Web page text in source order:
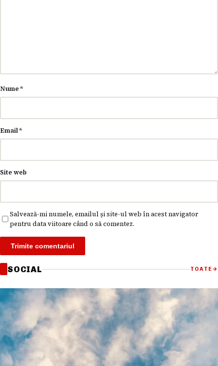
Nume*
Email*
Site web
Salvează-mi numele, emailul și site-ul web în acest navigator
pentru data viitoare când o să comentez.
SOCIAL TOATE→